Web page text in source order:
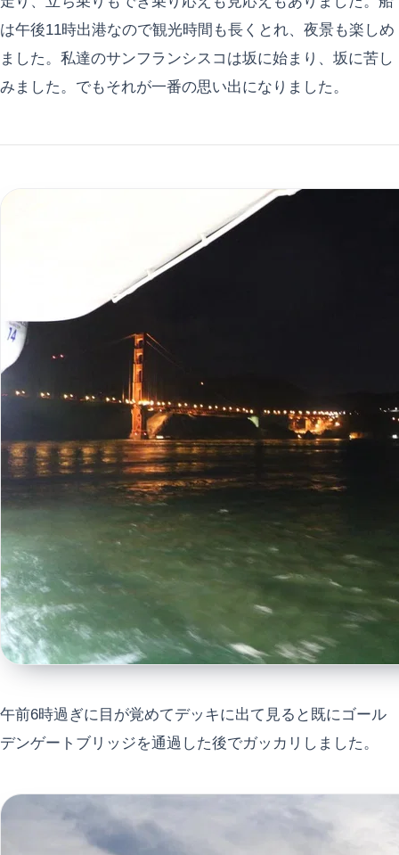
は午後11時出港なので観光時間も長くとれ、夜景も楽しめ
ました。私達のサンフランシスコは坂に始まり、坂に苦し
みました。でもそれが一番の思い出になりました。
午前6時過ぎに目が覚めてデッキに出て見ると既にゴール
デンゲートブリッジを通過した後でガッカリしました。